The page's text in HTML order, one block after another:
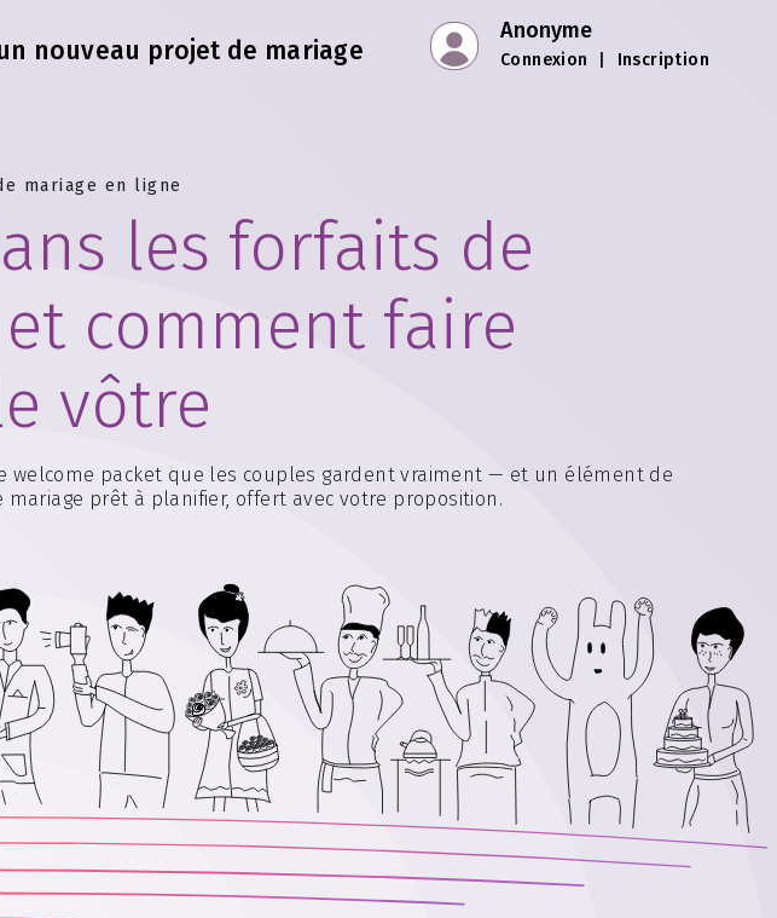
nouveau projet de mariage
Anonyme
Connexion Inscription
mariage en ligne
les forfaits de
comment faire
vôtre
welcome packet que les couples gardent vraiment — et un élément de
prêt à planifier, offert avec votre proposition.